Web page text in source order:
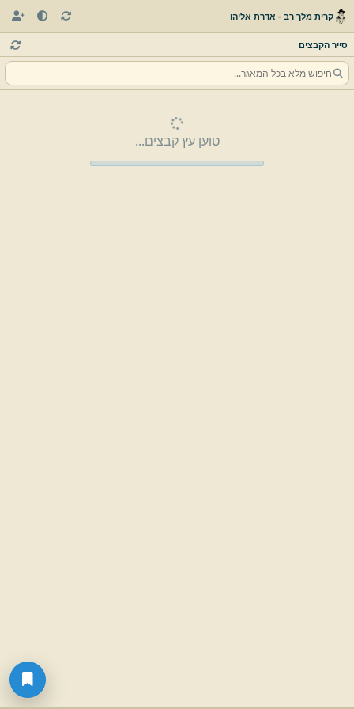
קרית מלך רב - אדרת אליהו
סייר הקבצים
טוען עץ קבצים...